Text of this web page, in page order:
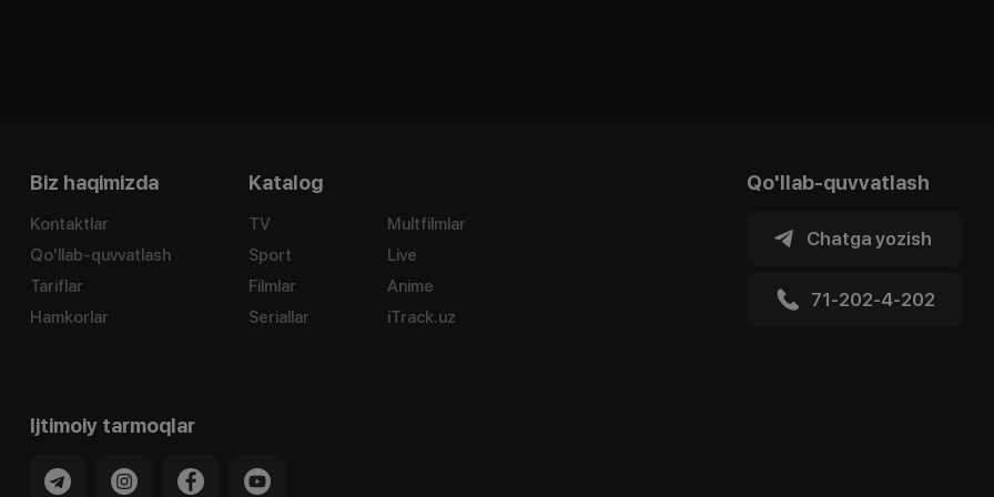
Biz haqimizda
Kontaktlar
Qo'llab-quvvatlash
Tariflar
Hamkorlar
Katalog
TV
Sport
Filmlar
Seriallar
Multfilmlar
Live
Anime
iTrack.uz
Qo'llab-quvvatlash
Chatga yozish
71-202-4-202
Ijtimoiy tarmoqlar